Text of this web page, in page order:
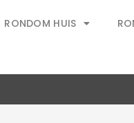
RONDOM HUIS